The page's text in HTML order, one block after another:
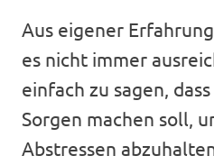
Aus eigener
es nicht immer
einfach zu sagen,
Sorgen machen soll,
Abstressen